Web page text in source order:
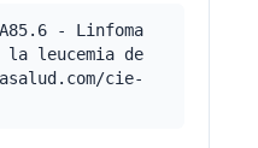
- Linfoma
leucemia de
cie-